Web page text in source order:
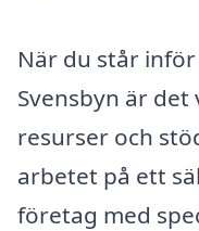
När du står
Svensbyn är
resurser och
arbetet på ett
företag med